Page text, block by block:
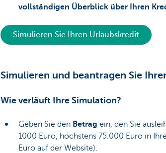
vollständigen Überblick über Ihren
Simulieren Sie Ihren Urlaubskredit
Simulieren und beantragen Sie
Wie verläuft Ihre Simulation?
Geben Sie den Betrag ein, den Sie
1000 Euro, höchstens 75.000 Euro in
Euro auf der Website).